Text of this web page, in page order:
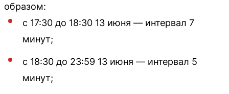
образом:
с 17:30 до 18:30 13 июня — интервал 7
минут;
с 18:30 до 23:59 13 июня — интервал 5
минут;